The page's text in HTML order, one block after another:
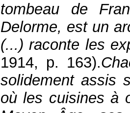
tombeau de
Delorme, est un
(...) raconte les
1914, p. 163).
solidement assis
où les cuisines à